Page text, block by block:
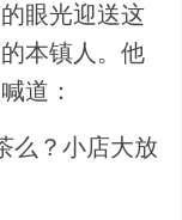
眼光迎送这
本镇人。他
道：
么？小店大放